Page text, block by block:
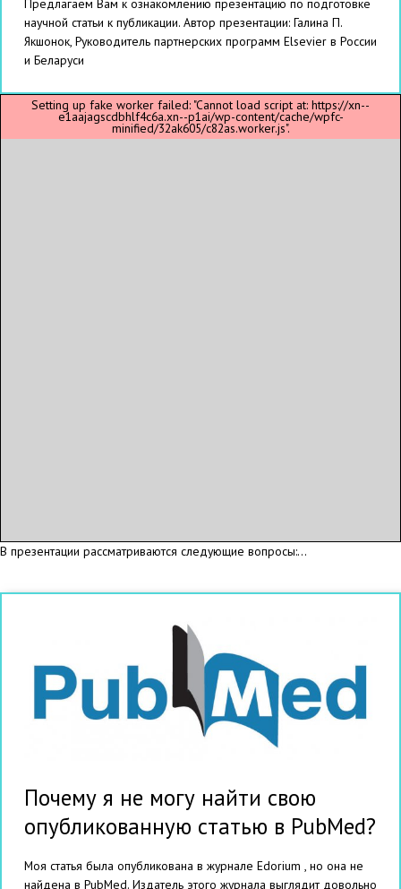
Предлагаем Вам к ознакомлению презентацию по подготовке
научной статьи к публикации. Автор презентации: Галина П.
Якшонок, Руководитель партнерских программ Elsevier в России
и Беларуси
Setting up fake worker failed: "Cannot load script at: https://xn--
e1aajagscdbhlf4c6a.xn--p1ai/wp-content/cache/wpfc-
minified/32ak605/c82as.worker.js".
В презентации рассматриваются следующие вопросы:...
Почему я не могу найти свою
опубликованную статью в PubMed?
Моя статья была опубликована в журнале Edorium , но она не
найдена в PubMed. Издатель этого журнала выглядит довольно